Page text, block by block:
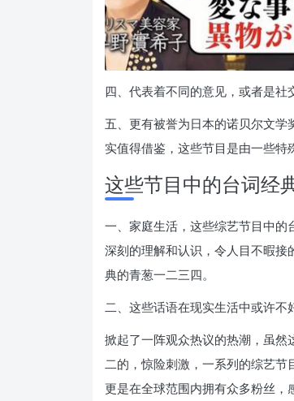
四、代表着不同的意见，或者是社
五、更有被誉为日本的诺贝尔文学
实值得借鉴，这些节目是由一些特
这些节目中的台词经
一、家庭生活，这些综艺节目中
深刻的理解和认识，令人目不暇
典的青葱一二三四。
二、这些话语在现实生活中或许不
掀起了一阵观众热议的热潮，虽
二的，惊险刺激，一系列的综艺节
更是在全球范围内拥有众多粉丝，